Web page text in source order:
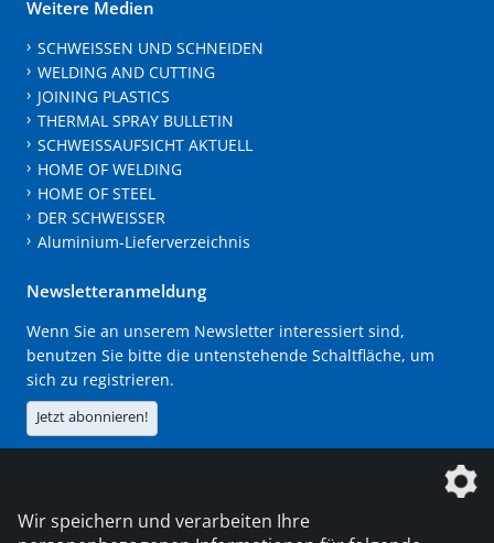
Weitere Medien
SCHWEISSEN UND SCHNEIDEN
WELDING AND CUTTING
JOINING PLASTICS
THERMAL SPRAY BULLETIN
SCHWEISSAUFSICHT AKTUELL
HOME OF WELDING
HOME OF STEEL
DER SCHWEISSER
Aluminium-Lieferverzeichnis
Newsletteranmeldung
Wenn Sie an unserem Newsletter interessiert sind,
benutzen Sie bitte die untenstehende Schaltfläche, um
sich zu registrieren.
Jetzt abonnieren!
Die DVS Media GmbH ist ein Unternehmen der
Wir speichern und verarbeiten Ihre